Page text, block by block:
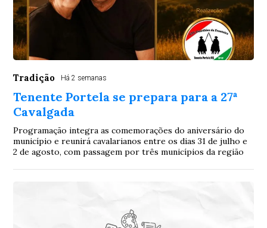
Tradição Há 2 semanas
Tenente Portela se prepara para a 27ª
Cavalgada
Programação integra as comemorações do aniversário do
município e reunirá cavalarianos entre os dias 31 de julho e
2 de agosto, com passagem por três municípios da região